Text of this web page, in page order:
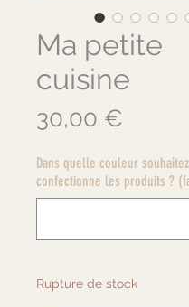
Ma petite
cuisine
30,00 €
Dans quelle couleur
confectionne les produits ?
Rupture de stock